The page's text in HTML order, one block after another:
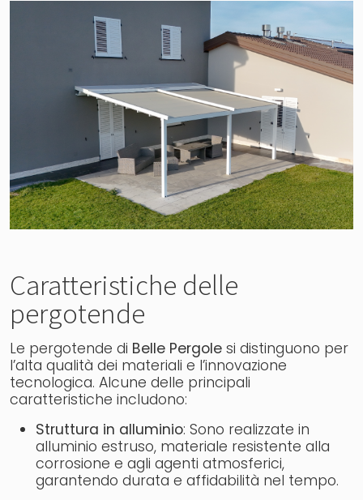
Caratteristiche delle
pergotende
Le pergotende di Belle Pergole si distinguono per
l’alta qualità dei materiali e l’innovazione
tecnologica. Alcune delle principali
caratteristiche includono:
Struttura in alluminio: Sono realizzate in
alluminio estruso, materiale resistente alla
corrosione e agli agenti atmosferici,
garantendo durata e affidabilità nel tempo.